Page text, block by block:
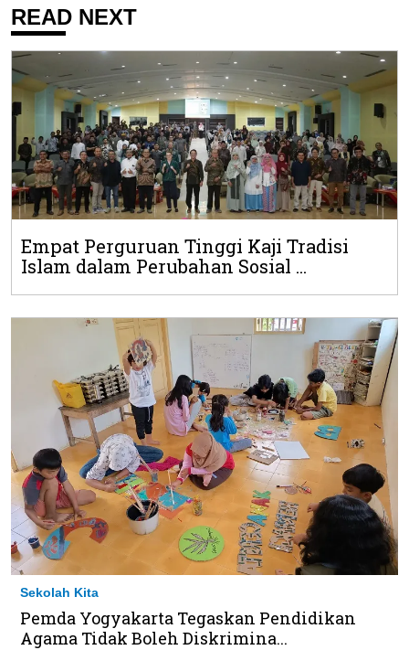
READ NEXT
Empat Perguruan Tinggi Kaji Tradisi
Islam dalam Perubahan Sosial ...
Sekolah Kita
Pemda Yogyakarta Tegaskan Pendidikan
Agama Tidak Boleh Diskrimina...